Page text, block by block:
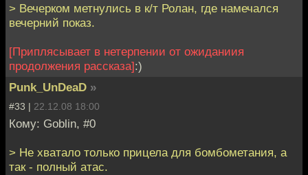
> Вечерком метнулись в к/т Ролан, где намечался
вечерний показ.
[Приплясывает в нетерпении от ожиданиия
продолжения рассказа]:)
Punk_UnDeaD »
#33 | 22.12.08 18:00
Кому: Goblin, #0
> Не хватало только прицела для бомбометания, а
так - полный атас.